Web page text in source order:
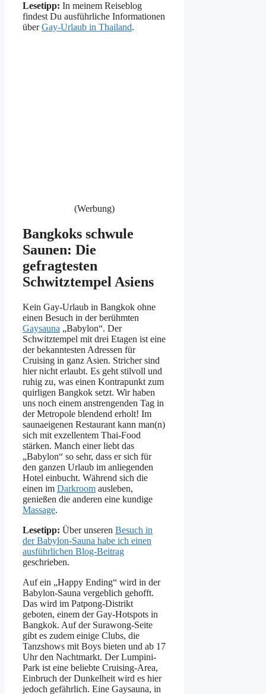
Lesetipp: In meinem Reiseblog
findest Du ausführliche Informationen
überGay-Urlaub in Thailand.
(Werbung)
Bangkoks schwule
Saunen: Die
gefragtesten
Schwitztempel Asiens
Kein Gay-Urlaub in Bangkok ohne
einen Besuch in der berühmten
Gaysauna „Babylon“. Der
Schwitztempel mit drei Etagen ist eine
der bekanntesten Adressen für
Cruising in ganz Asien. Stricher sind
hier nicht erlaubt. Es geht stilvoll und
ruhig zu, was einen Kontrapunkt zum
quirligen Bangkok setzt. Wir haben
uns noch einem anstrengenden Tag in
der Metropole blendend erholt! Im
saunaeigenen Restaurant kann man(n)
sich mit exzellentem Thai-Food
stärken. Manch einer liebt das
„Babylon“ so sehr, dass er sich für
den ganzen Urlaub im anliegenden
Hotel einbucht. Während sich die
einen im Darkroom ausleben,
genießen die anderen eine kundige
Massage.
Lesetipp: Über unseren Besuch in
der Babylon-Sauna habe ich einen
ausführlichen Blog-Beitrag
geschrieben.
Auf ein „Happy Ending“ wird in der
Babylon-Sauna vergeblich gehofft.
Das wird im Patpong-Distrikt
geboten, einem der Gay-Hotspots in
Bangkok. Auf der Surawong-Seite
gibt es zudem einige Clubs, die
Tanzshows mit Boys bieten und ab 17
Uhr den Nachtmarkt. Der Lumpini-
Park ist eine beliebte Cruising-Area,
Einbruch der Dunkelheit wird es hier
jedoch gefährlich. Eine Gaysauna, in